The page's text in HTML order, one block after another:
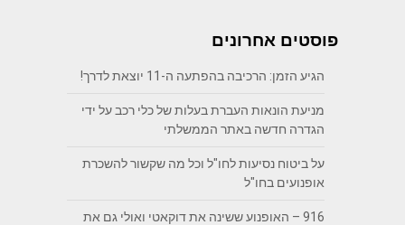
פוסטים אחרונים
הגיע הזמן: הרכיבה בהפתעה ה-11 יוצאת לדרך!
מניעת הונאות העברת בעלות של כלי רכב על ידי
הגדרה חדשה באתר הממשלתי
על ביטוח נסיעות לחו"ל וכל מה שקשור להשכרת
אופנועים בחו"ל
916 – האופנוע ששינה את דוקאטי ואולי גם את